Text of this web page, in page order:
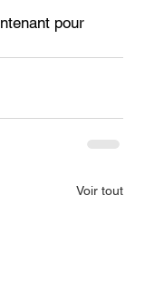
pour
Voir tout